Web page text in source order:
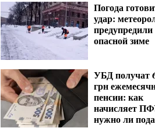
Погода
удар:
предупредили
опасной зиме
УБД получат
грн
пенсии: как
начисляет
нужно ли